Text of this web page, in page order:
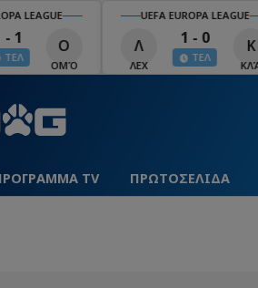
LEAGUE
- 1 Ο
ΟΜΌ
UEFA EUROPA LEAGUE
Λ
ΛΕΧ
1 - 0
ΤΕΛ
Κ
ΚΛΆ
TV ΠΡΩΤΟΣΕΛΙΔΑ